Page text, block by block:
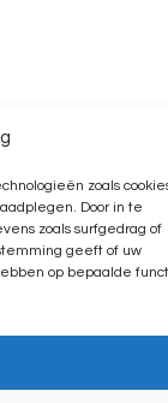
zoals
Door in te
zoals surfgedrag of
geeft of uw
op bepaalde